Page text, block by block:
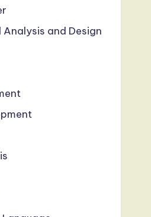
and Design